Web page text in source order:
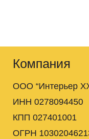
Компания
ООО “Интерьер
ИНН 0278094450
КПП 027401001
ОГРН